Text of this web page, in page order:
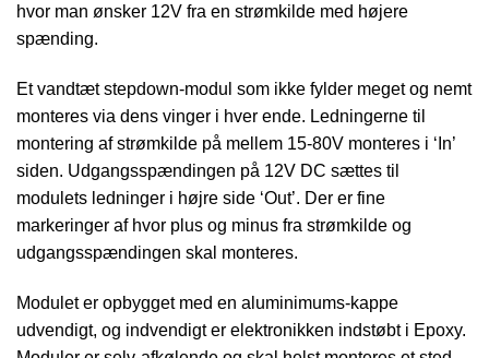
hvor man ønsker 12V fra en strømkilde med højere
spænding.
Et vandtæt stepdown-modul som ikke fylder meget og nemt
monteres via dens vinger i hver ende. Ledningerne til
montering af strømkilde på mellem 15-80V monteres i ‘In’
siden. Udgangsspændingen på 12V DC sættes til
modulets ledninger i højre side ‘Out’. Der er fine
markeringer af hvor plus og minus fra strømkilde og
udgangsspændingen skal monteres.
Modulet er opbygget med en aluminimums-kappe
udvendigt, og indvendigt er elektronikken indstøbt i Epoxy.